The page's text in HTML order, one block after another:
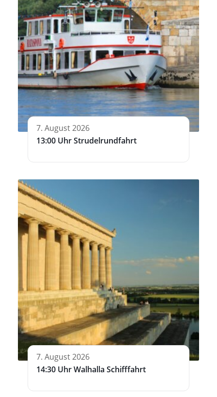
7. August 2026
13:00 Uhr Strudelrundfahrt
7. August 2026
14:30 Uhr Walhalla Schifffahrt